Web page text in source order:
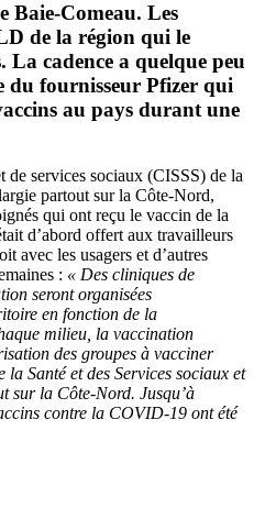
Baie-Comeau. Les
de la région qui le
La cadence a quelque peu
du fournisseur Pfizer qui
au pays durant une
de services sociaux (CISSS) de la
partout sur la Côte-Nord,
qui ont reçu le vaccin de la
d’abord offert aux travailleurs
avec les usagers et d’autres
: « Des cliniques de
seront organisées
en fonction de la
milieu, la vaccination
des groupes à vacciner
Santé et des Services sociaux et
sur la Côte-Nord. Jusqu’à
contre la COVID-19 ont été